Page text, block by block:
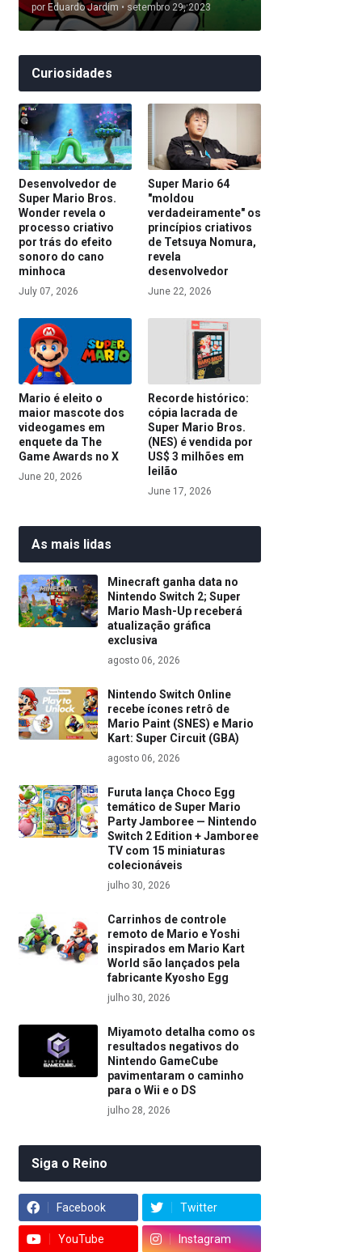
por Eduardo Jardim • setembro 29, 2023
Curiosidades
Desenvolvedor de
Super Mario Bros.
Wonder revela o
processo criativo
por trás do efeito
sonoro do cano
minhoca
July 07, 2026
Super Mario 64
"moldou
verdadeiramente" os
princípios criativos
de Tetsuya Nomura,
revela
desenvolvedor
June 22, 2026
Mario é eleito o
maior mascote dos
videogames em
enquete da The
Game Awards no X
June 20, 2026
Recorde histórico:
cópia lacrada de
Super Mario Bros.
(NES) é vendida por
US$ 3 milhões em
leilão
June 17, 2026
As mais lidas
Minecraft ganha data no
Nintendo Switch 2; Super
Mario Mash-Up receberá
atualização gráfica
exclusiva
agosto 06, 2026
Nintendo Switch Online
recebe ícones retrô de
Mario Paint (SNES) e Mario
Kart: Super Circuit (GBA)
agosto 06, 2026
Furuta lança Choco Egg
temático de Super Mario
Party Jamboree — Nintendo
Switch 2 Edition + Jamboree
TV com 15 miniaturas
colecionáveis
julho 30, 2026
Carrinhos de controle
remoto de Mario e Yoshi
inspirados em Mario Kart
World são lançados pela
fabricante Kyosho Egg
julho 30, 2026
Miyamoto detalha como os
resultados negativos do
Nintendo GameCube
pavimentaram o caminho
para o Wii e o DS
julho 28, 2026
Siga o Reino
Facebook Twitter
YouTube Instagram